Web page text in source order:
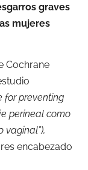
graves
mujeres
Cochrane
for preventing
perineal como
vaginal”),
encabezado